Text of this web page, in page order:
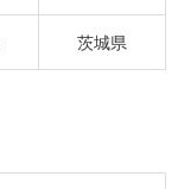
茨城県